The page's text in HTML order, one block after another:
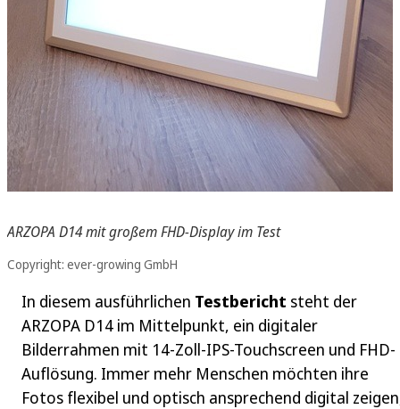
ARZOPA D14 mit großem FHD-Display im Test
Copyright: ever-growing GmbH
In diesem ausführlichen Testbericht steht der
ARZOPA D14 im Mittelpunkt, ein digitaler
Bilderrahmen mit 14‑Zoll‑IPS-Touchscreen und FHD-
Auflösung. Immer mehr Menschen möchten ihre
Fotos flexibel und optisch ansprechend digital